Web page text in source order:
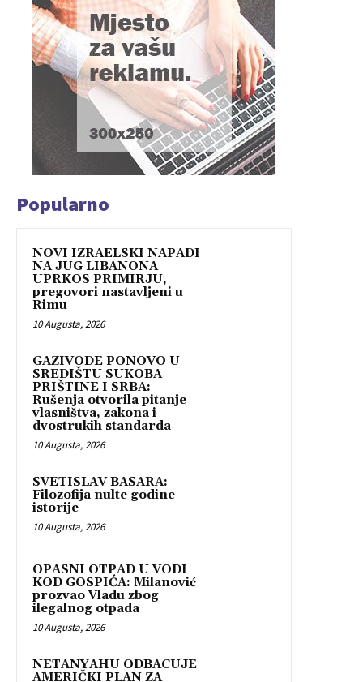
Popularno
NOVI IZRAELSKI NAPADI
NA JUG LIBANONA
UPRKOS PRIMIRJU,
pregovori nastavljeni u
Rimu
10 Augusta, 2026
GAZIVODE PONOVO U
SREDIŠTU SUKOBA
PRIŠTINE I SRBA:
Rušenja otvorila pitanje
vlasništva, zakona i
dvostrukih standarda
10 Augusta, 2026
SVETISLAV BASARA:
Filozofija nulte godine
istorije
10 Augusta, 2026
OPASNI OTPAD U VODI
KOD GOSPIĆA: Milanović
prozvao Vladu zbog
ilegalnog otpada
10 Augusta, 2026
NETANYAHU ODBACUJE
AMERIČKI PLAN ZA